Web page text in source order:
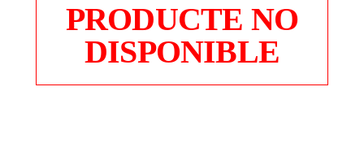
PRODUCTE NO
DISPONIBLE